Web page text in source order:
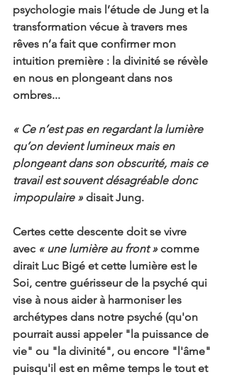
psychologie mais l’étude de Jung et la
transformation vécue à travers mes
rêves n’a fait que confirmer mon
intuition première : la divinité se révèle
en nous en plongeant dans nos
ombres...
« Ce n’est pas en regardant la lumière
qu’on devient lumineux mais en
plongeant dans son obscurité, mais ce
travail est souvent désagréable donc
impopulaire » disait Jung.
Certes cette descente doit se vivre
avec « une lumière au front » comme
dirait Luc Bigé et cette lumière est le
Soi, centre guérisseur de la psyché qui
vise à nous aider à harmoniser les
archétypes dans notre psyché (qu'on
pourrait aussi appeler "la puissance de
vie" ou "la divinité", ou encore "l'âme"
puisqu'il est en même temps le tout et